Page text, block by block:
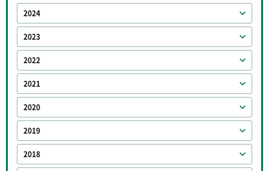
2024
2023
2022
2021
2020
2019
2018